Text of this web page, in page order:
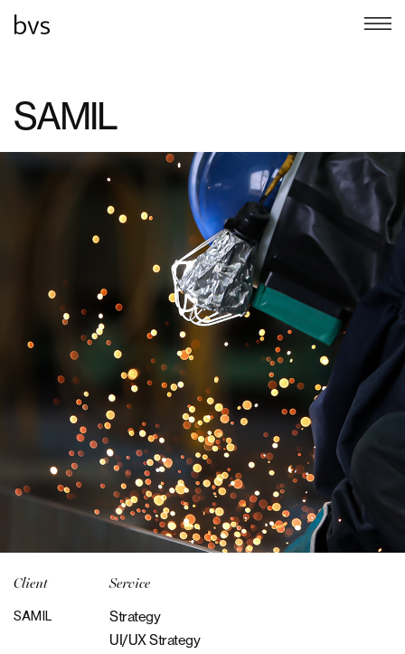
SAMIL
Client
SAMIL
Service
Strategy
UI/UX Strategy